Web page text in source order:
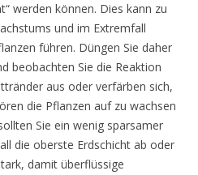
werden können. Dies kann zu
und im Extremfall
führen. Düngen Sie daher
beobachten Sie die Reaktion
aus oder verfärben sich,
die Pflanzen auf zu wachsen
Sie ein wenig sparsamer
die oberste Erdschicht ab oder
damit überflüssige